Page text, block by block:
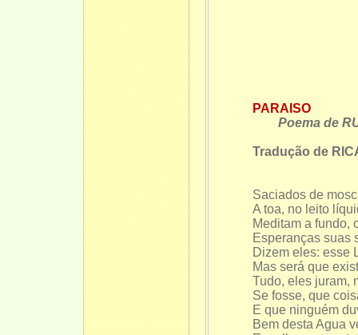
PARAISO
Poema de
Tradução de
Saciados de
A toa, no leito
Meditam a fundo,
Esperanças suas
Dizem eles: esse
Mas será que
Tudo, eles juram,
Se fosse, que
E que ninguém
Bem desta Agua